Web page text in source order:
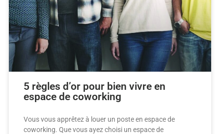
5 règles d’or pour bien vivre en
espace de coworking
Vous vous apprêtez à louer un poste en espace de
coworking. Que vous ayez choisi un espace de